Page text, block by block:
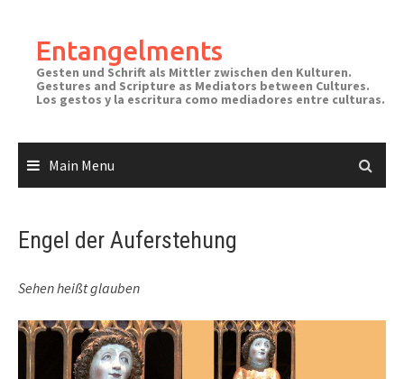
contentEntangelments
Gesten und Schrift als Mittler zwischen den Kulturen.
Gestures and Scripture as Mediators between Cultures.
Los gestos y la escritura como mediadores entre culturas.
Main Menu
Engel der Auferstehung
Sehen heißt glauben